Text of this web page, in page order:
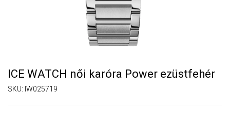
ICE WATCH női karóra Power ezüstfehér
SKU: IW025719